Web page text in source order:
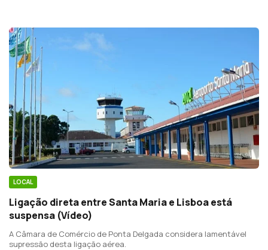
LOCAL
Ligação direta entre Santa Maria e Lisboa está
suspensa (Vídeo)
A Câmara de Comércio de Ponta Delgada considera lamentável
supressão desta ligação aérea.